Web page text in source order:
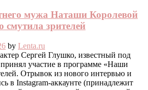
мужа Наташи Королевой
смутила зрителей
by Lenta.ru
Сергей Глушко, известный под
участие в программе «Наши
Отрывок из нового интервью и
в Instagram-аккаунте (принадлежит